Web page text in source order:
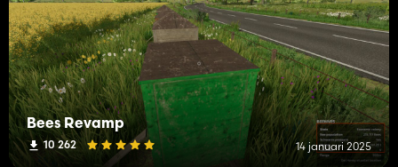
Bees Revamp
10 262 14 januari 2025